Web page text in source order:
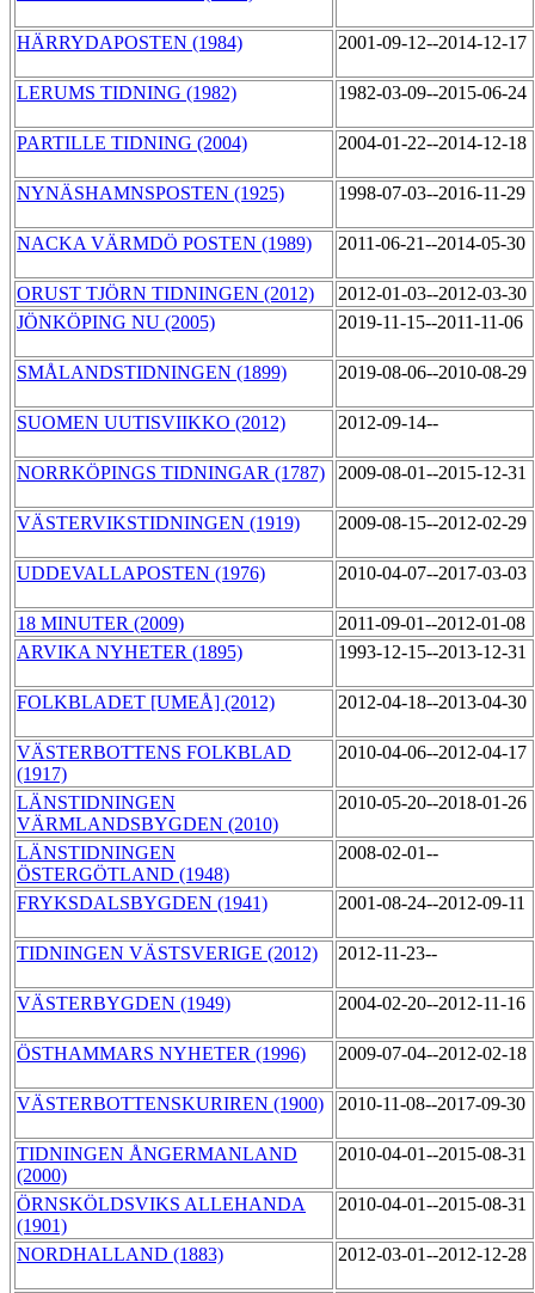
HÄRRYDAPOSTEN (1984) 2001-09-12--2014-12-17
LERUMS TIDNING (1982) 1982-03-09--2015-06-24
PARTILLE TIDNING (2004) 2004-01-22--2014-12-18
NYNÄSHAMNSPOSTEN (1925) 1998-07-03--2016-11-29
NACKA VÄRMDÖ POSTEN (1989) 2011-06-21--2014-05-30
ORUST TJÖRN TIDNINGEN (2012)
2012-01-03--2012-03-30
JÖNKÖPING NU (2005)
2019-11-15--2011-11-06
SMÅLANDSTIDNINGEN (1899) 2019-08-06--2010-08-29
SUOMEN UUTISVIIKKO (2012) 2012-09-14--
NORRKÖPINGS TIDNINGAR (1787) 2009-08-01--2015-12-31
VÄSTERVIKSTIDNINGEN (1919) 2009-08-15--2012-02-29
UDDEVALLAPOSTEN (1976) 2010-04-07--2017-03-03
18 MINUTER (2009)
2011-09-01--2012-01-08
ARVIKA NYHETER (1895)
1993-12-15--2013-12-31
FOLKBLADET [UMEÅ] (2012) 2012-04-18--2013-04-30
VÄSTERBOTTENS FOLKBLAD
(1917)
2010-04-06--2012-04-17
LÄNSTIDNINGEN
VÄRMLANDSBYGDEN (2010)
2010-05-20--2018-01-26
LÄNSTIDNINGEN
ÖSTERGÖTLAND (1948)
2008-02-01--
FRYKSDALSBYGDEN (1941) 2001-08-24--2012-09-11
TIDNINGEN VÄSTSVERIGE (2012) 2012-11-23--
VÄSTERBYGDEN (1949) 2004-02-20--2012-11-16
ÖSTHAMMARS NYHETER (1996) 2009-07-04--2012-02-18
VÄSTERBOTTENSKURIREN (1900) 2010-11-08--2017-09-30
TIDNINGEN ÅNGERMANLAND
(2000)
2010-04-01--2015-08-31
ÖRNSKÖLDSVIKS ALLEHANDA
(1901)
2010-04-01--2015-08-31
NORDHALLAND (1883) 2012-03-01--2012-12-28